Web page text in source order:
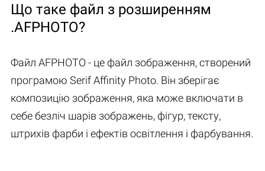
Що таке файл з розширенням
.AFPHOTO?
Файл AFPHOTO - це файл зображення, створений
програмою Serif Affinity Photo. Він зберігає
композицію зображення, яка може включати в
себе безліч шарів зображень, фігур, тексту,
штрихів фарби і ефектів освітлення і фарбування.